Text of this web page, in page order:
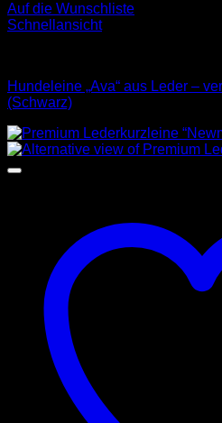
Auf die Wunschliste
Schnellansicht
Hundeleine „Ava“ aus Leder –
(Schwarz)